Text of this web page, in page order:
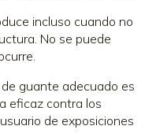
incluso cuando no
No se puede
guante adecuado es
eficaz contra los
de exposiciones